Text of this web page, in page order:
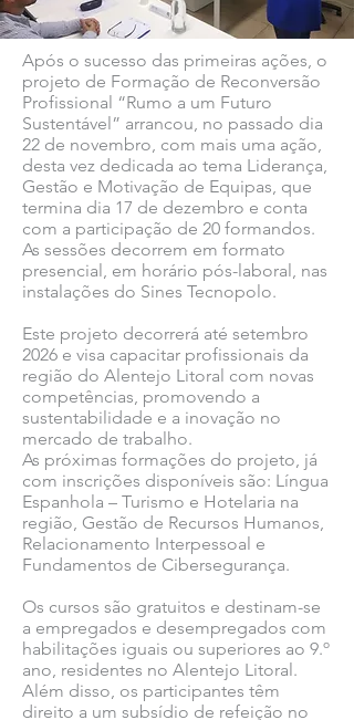
Após o sucesso das primeiras ações, o
projeto de Formação de Reconversão
Profissional “Rumo a um Futuro
Sustentável” arrancou, no passado dia
22 de novembro, com mais uma ação,
desta vez dedicada ao tema Liderança,
Gestão e Motivação de Equipas, que
termina dia 17 de dezembro e conta
com a participação de 20 formandos.
As sessões decorrem em formato
presencial, em horário pós-laboral, nas
instalações do Sines Tecnopolo.
Este projeto decorrerá até setembro
2026 e visa capacitar profissionais da
região do Alentejo Litoral com novas
competências, promovendo a
sustentabilidade e a inovação no
mercado de trabalho.
As próximas formações do projeto, já
com inscrições disponíveis são: Língua
Espanhola – Turismo e Hotelaria na
região, Gestão de Recursos Humanos,
Relacionamento Interpessoal e
Fundamentos de Cibersegurança.
Os cursos são gratuitos e destinam-se
a empregados e desempregados com
habilitações iguais ou superiores ao 9.º
ano, residentes no Alentejo Litoral.
Além disso, os participantes têm
direito a um subsídio de refeição no